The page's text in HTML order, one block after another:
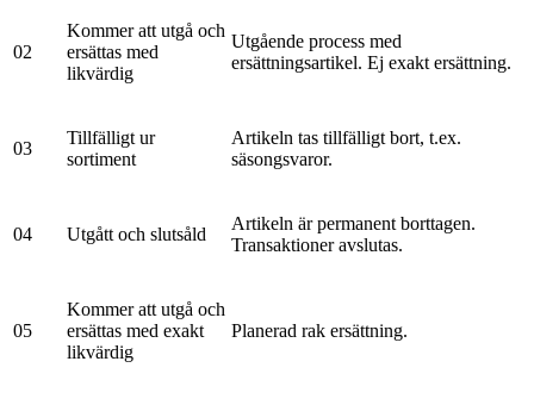
02
Kommer att utgå och
ersättas med
likvärdig
Utgående process med
ersättningsartikel. Ej exakt ersättning.
03
Tillfälligt ur
sortiment
Artikeln tas tillfälligt bort, t.ex.
säsongsvaror.
04 Utgått och slutsåld
Artikeln är permanent borttagen.
Transaktioner avslutas.
05
Kommer att utgå och
ersättas med exakt
likvärdig
Planerad rak ersättning.